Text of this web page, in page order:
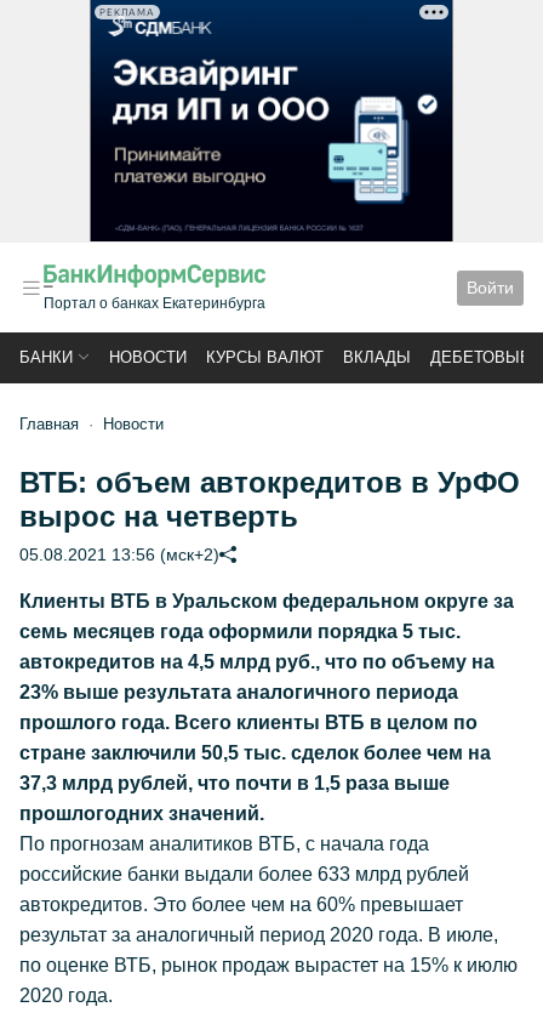
РЕКЛАМА
Портал о банках Екатеринбурга
Войти
БАНКИ НОВОСТИ КУРСЫ ВАЛЮТ ВКЛАДЫ ДЕБЕТОВЫЕ
Главная Новости
ВТБ: объем автокредитов в УрФО
вырос на четверть
05.08.2021 13:56 (мск+2)
Клиенты ВТБ в Уральском федеральном округе за
семь месяцев года оформили порядка 5 тыс.
автокредитов на 4,5 млрд руб., что по объему на
23% выше результата аналогичного периода
прошлого года. Всего клиенты ВТБ в целом по
стране заключили 50,5 тыс. сделок более чем на
37,3 млрд рублей, что почти в 1,5 раза выше
прошлогодних значений.
По прогнозам аналитиков ВТБ, с начала года
российские банки выдали более 633 млрд рублей
автокредитов. Это более чем на 60% превышает
результат за аналогичный период 2020 года. В июле,
по оценке ВТБ, рынок продаж вырастет на 15% к июлю
2020 года.